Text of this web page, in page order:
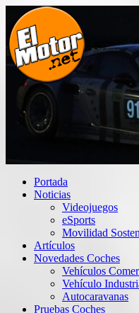
Saltar
contenido
El Motor punto Net
Información sobre
Portada
Noticias
Videojuegos
eSports
Movilidad
Artículos
Novedades Coches
Vehículos
Vehículo
Autocaravanas
Pruebas Coches